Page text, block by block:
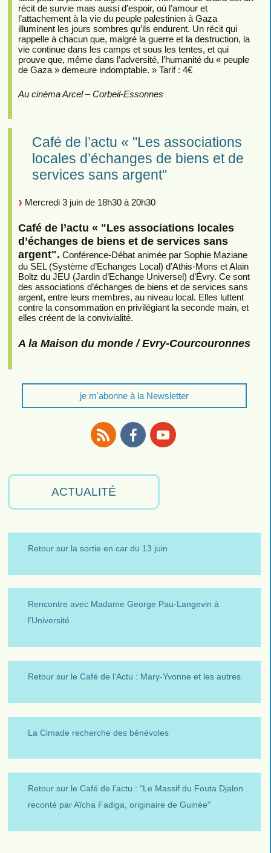
récit de survie mais aussi d’espoir, où l’amour et
l’attachement à la vie du peuple palestinien à Gaza
illuminent les jours sombres qu’ils endurent. Un récit qui
rappelle à chacun que, malgré la guerre et la destruction, la
vie continue dans les camps et sous les tentes, et qui
prouve que, même dans l’adversité, l’humanité du « peuple
de Gaza » demeure indomptable. » Tarif : 4€
Au cinéma Arcel – Corbeil-Essonnes
Café de l’actu « "Les associations
locales d’échanges de biens et de
services sans argent"
Mercredi 3 juin de 18h30 à 20h30
Café de l’actu « "Les associations locales
d’échanges de biens et de services sans
argent". Conférence-Débat animée par Sophie Maziane
du SEL (Système d’Echanges Local) d’Athis-Mons et Alain
Boltz du JEU (Jardin d’Echange Universel) d’Évry. Ce sont
des associations d’échanges de biens et de services sans
argent, entre leurs membres, au niveau local. Elles luttent
contre la consommation en privilégiant la seconde main, et
elles créent de la convivialité.
A la Maison du monde / Evry-Courcouronnes
je m'abonne à la Newsletter
ACTUALITÉ
Retour sur la sortie en car du 13 juin
Rencontre avec Madame George Pau-Langevin à
l’Université
Retour sur le Café de l’Actu : Mary-Yvonne et les autres
La Cimade recherche des bénévoles
Retour sur le Café de l’actu : "Le Massif du Fouta Djalon
reconté par Aïcha Fadiga, originaire de Guinée"